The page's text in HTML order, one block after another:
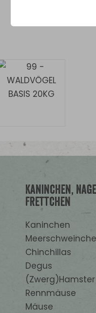
Kaninchen,
Frettchen
Kaninchen
Chinchillas
Degus
(Zwerg)Hamster
Rennmäuse
Mäuse